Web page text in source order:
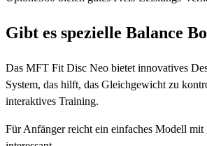
Gibt es spezielle Balance
Das MFT Fit Disc Neo bietet innovatives
System, das hilft, das Gleichgewicht zu
interaktives Training.
Für Anfänger reicht ein einfaches Modell